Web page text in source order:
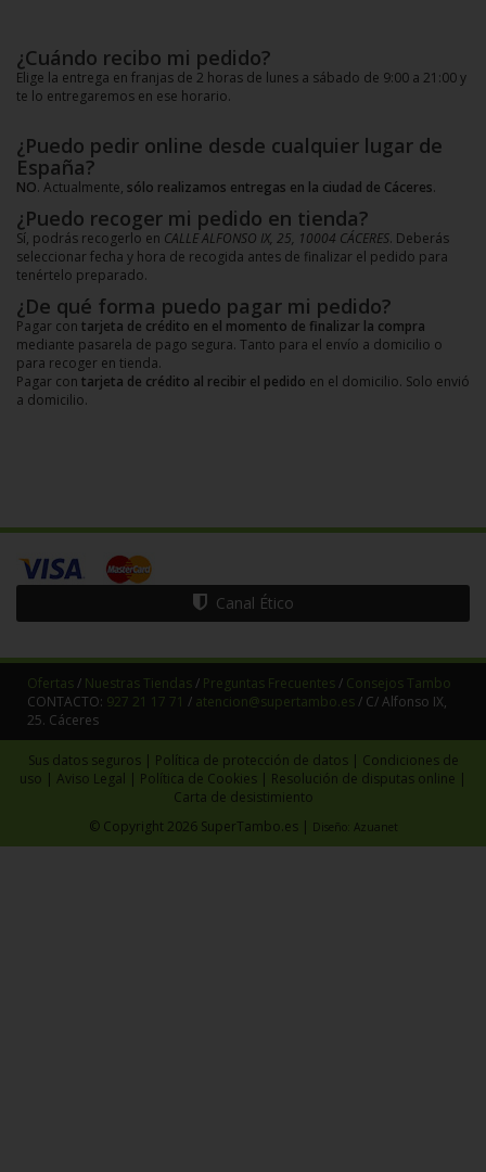
¿Cuándo recibo mi pedido?
Elige la entrega en franjas de 2 horas de lunes a sábado de 9:00 a 21:00 y
te lo entregaremos en ese horario.
¿Puedo pedir online desde cualquier lugar de
España?
NO. Actualmente, sólo realizamos entregas en la ciudad de Cáceres.
¿Puedo recoger mi pedido en tienda?
Sí, podrás recogerlo en CALLE ALFONSO IX, 25, 10004 CÁCERES. Deberás
seleccionar fecha y hora de recogida antes de finalizar el pedido para
tenértelo preparado.
¿De qué forma puedo pagar mi pedido?
Pagar con tarjeta de crédito en el momento de finalizar la compra
mediante pasarela de pago segura. Tanto para el envío a domicilio o
para recoger en tienda.
Pagar con tarjeta de crédito al recibir el pedido en el domicilio. Solo envió
a domicilio.
Canal Ético
Ofertas/ Nuestras Tiendas/ Preguntas Frecuentes/ Consejos Tambo
CONTACTO: 927 21 17 71 / atencion@supertambo.es/ C/ Alfonso IX,
25. Cáceres
Sus datos seguros| Política de protección de datos| Condiciones de
uso | Aviso Legal | Política de Cookies | Resolución de disputas online |
Carta de desistimiento
© Copyright 2026 SuperTambo.es | Diseño: Azuanet